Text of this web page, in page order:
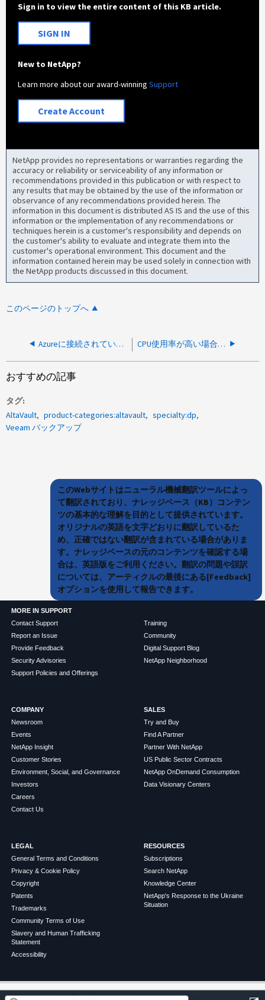
Sign in to view the entire content of this KB article.
SIGN IN
New to NetApp?
Learn more about our award-winningSupport
Create Account
NetApp provides no representations or warranties regarding the
accuracy or reliability or serviceability of any information or
recommendations provided in this publication or with respect to
any results that may be obtained by the use of the information or
observance of any recommendations provided herein. The
information in this document is distributed AS IS and the use of this
information or the implementation of any recommendations or
techniques herein is a customer's responsibility and depends on
the customer's ability to evaluate and integrate them into the
customer's operational environment. This document and the
information contained herein may be used solely in connection with
the NetApp products discussed in this document.
このページのトップへ
Azureに接続されているAVAのGetBlobProperties APIトランザクションの多く CPU使用率が高い場合にAltaVaultで複数のプロセスダンプが生成される
おすすめの記事
タグ
AltaVault
product-categories:altavault
specialty:dp
Veeam バックアップ
このWebサイトはニューラル機械翻訳ツールによっ
て翻訳されており、ナレッジベース（KB）コンテン
ツの基本的な理解を目的として提供されています。
オリジナルの英語を文字どおりに翻訳しているた
め、正確ではない翻訳が含まれている場合がありま
す。ナレッジベースの元のコンテンツを確認する場
合は、英語版をご利用ください。翻訳の問題や誤訳
については、アーティクルの最後にある[Feedback]
オプションを使用して報告できます。
MORE IN SUPPORT
Contact Support
Report an Issue
Provide Feedback
Security Advisories
Support Policies and Offerings
Training
Community
Digital Support Blog
NetApp Neighborhood
COMPANY
Newsroom
Events
NetApp Insight
Customer Stories
Environment, Social, and Governance
Investors
Careers
Contact Us
SALES
Try and Buy
Find A Partner
Partner With NetApp
US Public Sector Contracts
NetApp OnDemand Consumption
Data Visionary Centers
LEGAL
General Terms and Conditions
Privacy & Cookie Policy
Copyright
Patents
Trademarks
Community Terms of Use
Slavery and Human Trafficking
Statement
Accessibility
RESOURCES
Subscriptions
Search NetApp
Knowledge Center
NetApp's Response to the Ukraine
Situation